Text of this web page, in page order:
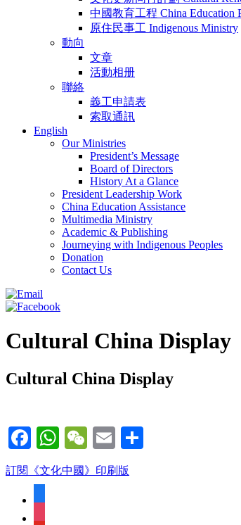
中國教育工程 China Education
原住民事工 Indigenous Ministry
動向
文章
活動相册
聯絡
義工申請表
索取通訊
English
Our Ministries
President’s Message
Board of Directors
History At a Glance
President Leadership Work
China Education Assistance
Multimedia Ministry
Academic & Publishing
Journeying with Indigenous Peoples
Donation
Contact Us
Cultural China Display
Cultural China Display
Facebook
WhatsApp
WeChat
Email
訂閱《文化中國》印刷版